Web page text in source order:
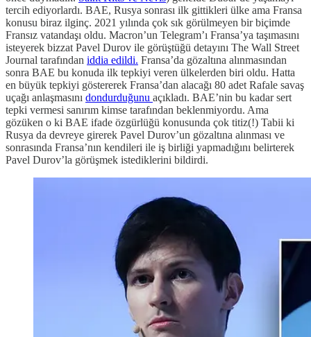
tercih ediyorlardı. BAE, Rusya sonrası ilk gittikleri ülke ama Fransa
konusu biraz ilginç. 2021 yılında çok sık görülmeyen bir biçimde
Fransız vatandaşı oldu. Macron’un Telegram’ı Fransa’ya taşımasını
isteyerek bizzat Pavel Durov ile görüştüğü detayını The Wall Street
Journal tarafından iddia edildi. Fransa’da gözaltına alınmasından
sonra BAE bu konuda ilk tepkiyi veren ülkelerden biri oldu. Hatta
en büyük tepkiyi göstererek Fransa’dan alacağı 80 adet Rafale savaş
uçağı anlaşmasını dondurduğunu açıkladı. BAE’nin bu kadar sert
tepki vermesi sanırım kimse tarafından beklenmiyordu. Ama
gözüken o ki BAE ifade özgürlüğü konusunda çok titiz(!) Tabii ki
Rusya da devreye girerek Pavel Durov’un gözaltına alınması ve
sonrasında Fransa’nın kendileri ile iş birliği yapmadığını belirterek
Pavel Durov’la görüşmek istediklerini bildirdi.